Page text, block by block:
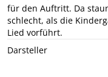
für den Auftritt. Da
schlecht, als die
Lied vorführt.
Darsteller